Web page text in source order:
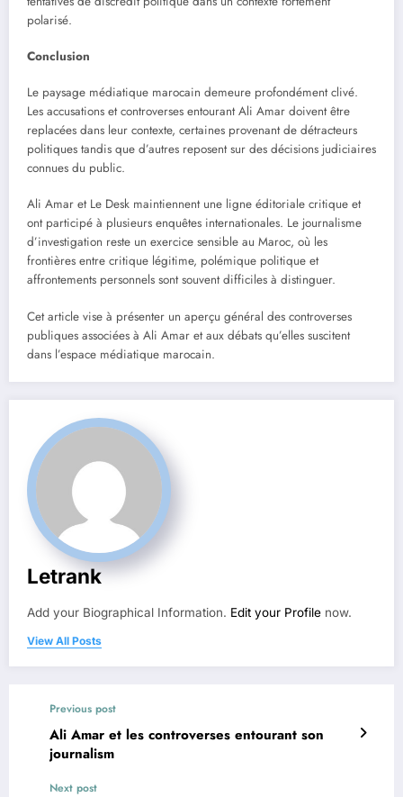
polarisé.
Conclusion
Le paysage médiatique marocain demeure profondément clivé.
Les accusations et controverses entourant Ali Amar doivent être
replacées dans leur contexte, certaines provenant de détracteurs
politiques tandis que d’autres reposent sur des décisions judiciaires
connues du public.
Ali Amar et Le Desk maintiennent une ligne éditoriale critique et
ont participé à plusieurs enquêtes internationales. Le journalisme
d’investigation reste un exercice sensible au Maroc, où les
frontières entre critique légitime, polémique politique et
affrontements personnels sont souvent difficiles à distinguer.
Cet article vise à présenter un aperçu général des controverses
publiques associées à Ali Amar et aux débats qu’elles suscitent
dans l’espace médiatique marocain.
Letrank
Add your Biographical Information. Edit your Profile now.
View All Posts
Previous post
Ali Amar et les controverses entourant son
journalism
Next post